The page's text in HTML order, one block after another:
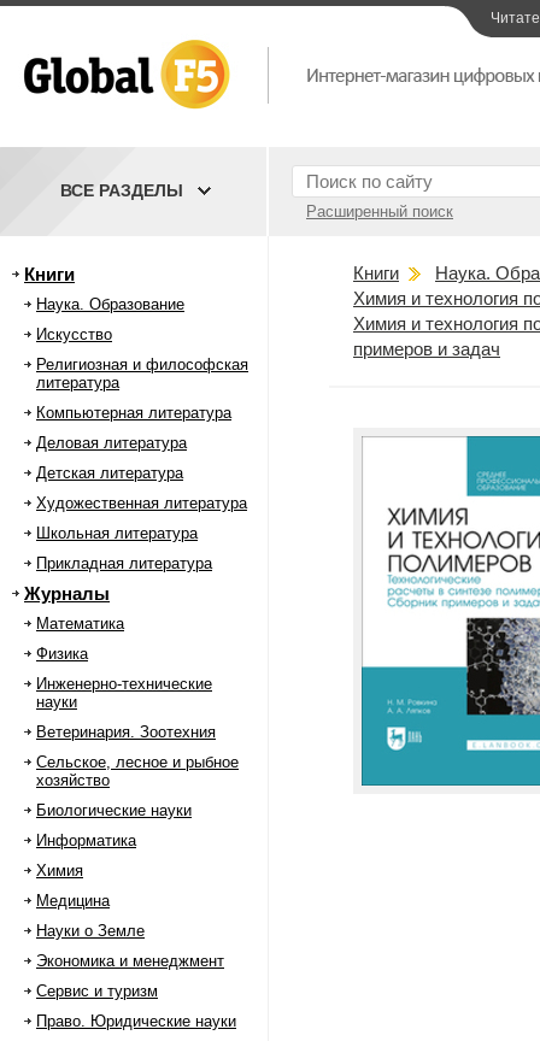
Расширенный поиск
ВСЕ РАЗДЕЛЫ
Книги
Наука. Образование
Искусство
Религиозная и философская
литература
Компьютерная литература
Деловая литература
Детская литература
Художественная литература
Школьная литература
Прикладная литература
Журналы
Математика
Физика
Инженерно-технические
науки
Ветеринария. Зоотехния
Сельское, лесное и рыбное
хозяйство
Биологические науки
Информатика
Химия
Медицина
Науки о Земле
Экономика и менеджмент
Сервис и туризм
Право. Юридические науки
Книги
Наука.
Химия и технология
Химия и технология
примеров и задач